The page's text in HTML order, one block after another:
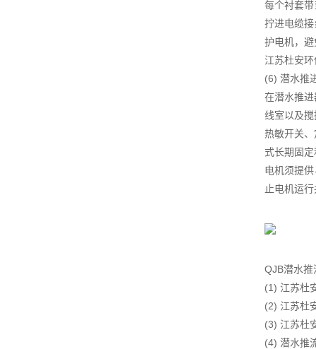
每个衬套
拧进电缆
护电机，
江苏杜安
(6) 潜水推
在潜水推
线室以及
热敏开关
式长期固
电机须提
止电机运
QJB潜水
(1) 江苏杜
(2) 江苏杜
(3) 江苏杜
(4) 潜水推